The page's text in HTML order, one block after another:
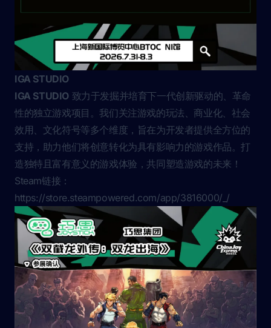
IGA STUDIO
IGA STUDIO 致力于发掘并培育下一代创新驱动的、革命
性的独立游戏项目。我们关注游戏的玩法、商业化、社会
效用、文化符号等多个维度，旨在为开发者提供全方位的
支持，助力他们将创意转化为具有影响力的游戏作品。打
造独特且富有意义的游戏体验，共同塑造游戏的未来！
Steam链接：
https://store.steampowered.com/app/3816000/_/